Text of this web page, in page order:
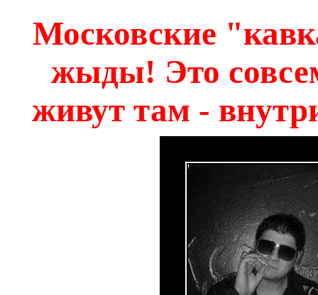
Московские
жыды! Это
живут там -